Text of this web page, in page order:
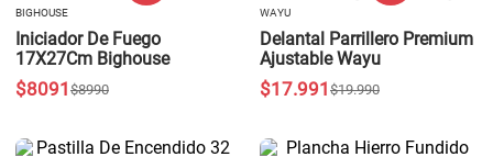
BIGHOUSE
Iniciador De Fuego
17X27Cm Bighouse
$8990
$8091
WAYU
Delantal Parrillero Premium
Ajustable Wayu
$19.990
$17.991